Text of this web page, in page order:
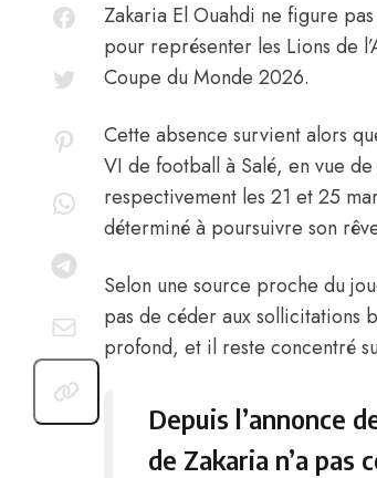
Zakaria El Ouahdi ne figure
pour représenter les Lions de
Coupe du Monde 2026.
Cette absence survient alors
VI de football à Salé, en vue
respectivement les 21 et 25
déterminé à poursuivre son
Selon une source proche du
pas de céder aux sollicitations
profond, et il reste concentré
Depuis l’annonce
de Zakaria n’a pas